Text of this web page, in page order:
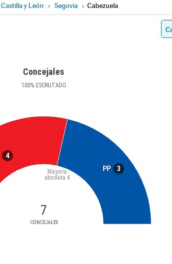
Castilla y León » Segovia » Cabezuela
Concejales
100%ESCRUTADO
4
PP 3
7
CONCEJALES
Mayoría
absoluta 4